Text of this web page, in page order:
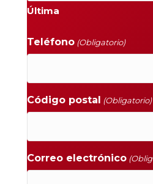
Última
Teléfono (Obligatorio)
Código postal (Obligatorio)
Correo electrónico